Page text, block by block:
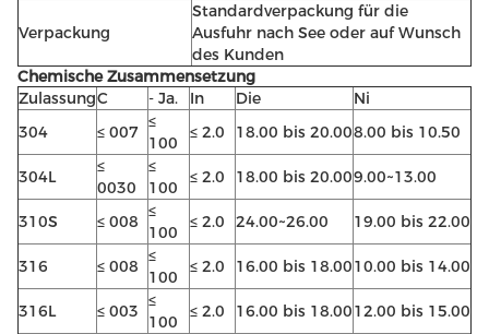
Verpackung
Standardverpackung für die
Ausfuhr nach See oder auf Wunsch
des Kunden
Chemische Zusammensetzung
ZulassungC - Ja. In Die
Ni
304
≤ 007
≤
100
≤ 2.0 18.00 bis 20.008.00 bis 10.50
304L
≤
0030
≤
100
≤ 2.0 18.00 bis 20.009.00~13.00
310S ≤ 008
≤
100
≤ 2.0 24.00~26.00 19.00 bis 22.00
316 ≤ 008
≤
100
≤ 2.0 16.00 bis 18.0010.00 bis 14.00
316L ≤ 003
≤
100
≤ 2.0 16.00 bis 18.0012.00 bis 15.00